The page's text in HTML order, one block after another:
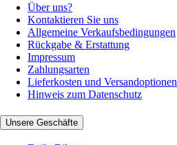
Über uns?
Kontaktieren Sie uns
Allgemeine Verkaufsbedingungen
Rückgabe & Erstattung
Impressum
Zahlungsarten
Lieferkosten und Versandoptionen
Hinweis zum Datenschutz
Unsere Geschäfte